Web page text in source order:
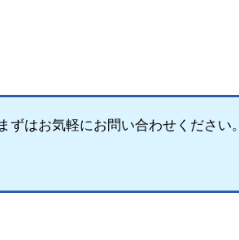
はお気軽にお問い合わせください。